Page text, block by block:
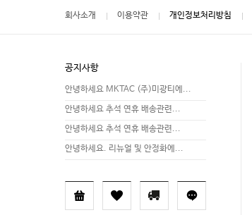
회사소개 이용약관 개인정보처리방침
공지사항
안녕하세요 MKTAC (주)미광티에...
안녕하세요 추석 연휴 배송관련...
안녕하세요 추석 연휴 배송관련...
안녕하세요. 리뉴얼 및 안정화에...